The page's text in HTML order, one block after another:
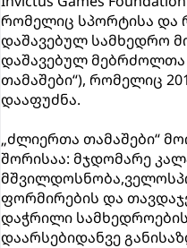
რომელიც სპორტისა და
დაშავებულ სამხედრო
დაშავებულ მებრძოლთა
თამაშები“), რომელიც
დააფუძნა.
„ძლიერთა თამაშები“
შორისაა: მჯდომარე
ფორმირების და
დაჭრილი
დაარსებიდანვე